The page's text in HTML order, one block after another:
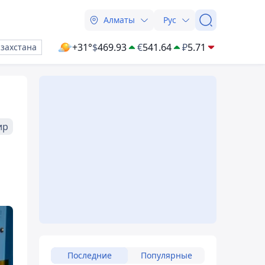
Алматы Рус
+31°$469.93 €541.64 ₽5.71
Последние Популярные